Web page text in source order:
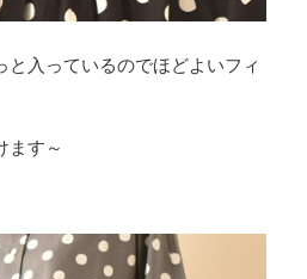
と入っているのでほどよいフィ
ます～